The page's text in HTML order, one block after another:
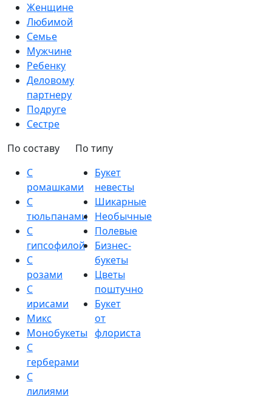
Женщине
Любимой
Семье
Мужчине
Ребенку
Деловому
партнеру
Подруге
Сестре
По составу
С
ромашками
С
тюльпанами
С
гипсофилой
С
розами
С
ирисами
Микс
Монобукеты
С
герберами
С
лилиями
По типу
Букет
невесты
Шикарные
Необычные
Полевые
Бизнес-
букеты
Цветы
поштучно
Букет
от
флориста